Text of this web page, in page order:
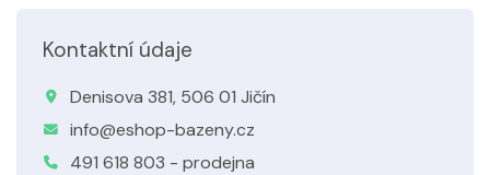
Kontaktní údaje
Denisova 381, 506 01 Jičín
info@eshop-bazeny.cz
491 618 803 - prodejna